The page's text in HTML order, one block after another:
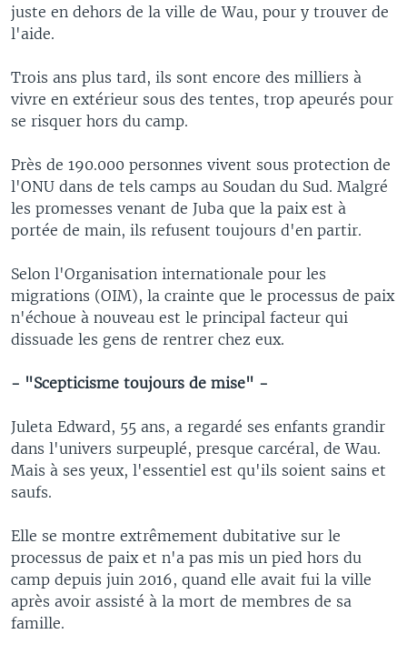
juste en dehors de la ville de Wau, pour y trouver de
l'aide.
Trois ans plus tard, ils sont encore des milliers à
vivre en extérieur sous des tentes, trop apeurés pour
se risquer hors du camp.
Près de 190.000 personnes vivent sous protection de
l'ONU dans de tels camps au Soudan du Sud. Malgré
les promesses venant de Juba que la paix est à
portée de main, ils refusent toujours d'en partir.
Selon l'Organisation internationale pour les
migrations (OIM), la crainte que le processus de paix
n'échoue à nouveau est le principal facteur qui
dissuade les gens de rentrer chez eux.
- "Scepticisme toujours de mise" -
Juleta Edward, 55 ans, a regardé ses enfants grandir
dans l'univers surpeuplé, presque carcéral, de Wau.
Mais à ses yeux, l'essentiel est qu'ils soient sains et
saufs.
Elle se montre extrêmement dubitative sur le
processus de paix et n'a pas mis un pied hors du
camp depuis juin 2016, quand elle avait fui la ville
après avoir assisté à la mort de membres de sa
famille.